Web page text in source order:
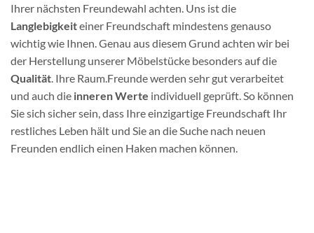
Ihrer nächsten Freundewahl achten. Uns ist die
Langlebigkeiteiner Freundschaft mindestens genauso
wichtig wie Ihnen. Genau aus diesem Grund achten wir bei
der Herstellung unserer Möbelstücke besonders auf die
Qualität. Ihre Raum.Freunde werden sehr gut verarbeitet
und auch die inneren Werte individuell geprüft. So können
Sie sich sicher sein, dass Ihre einzigartige Freundschaft Ihr
restliches Leben hält und Sie an die Suche nach neuen
Freunden endlich einen Haken machen können.